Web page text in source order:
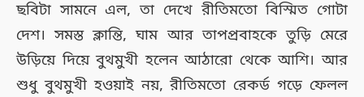
ছবিটা সামনে এল, তা দেখে রীতিমতো বিস্মিত গোটা
দেশ। সমস্ত ক্লান্তি, ঘাম আর তাপপ্রবাহকে তুড়ি মেরে
উড়িয়ে দিয়ে বুথমুখী হলেন আঠারো থেকে আশি। আর
শুধু বুথমুখী হওয়াই নয়, রীতিমতো রেকর্ড গড়ে ফেলল